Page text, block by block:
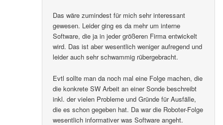
Das wäre zumindest für mich sehr interessant
gewesen. Leider ging es da mehr um interne
Software, die ja in jeder größeren Firma entwickelt
wird. Das ist aber wesentlich weniger aufregend und
leider auch sehr schwammig rübergebracht.
Evtl sollte man da noch mal eine Folge machen, die
die konkrete SW Arbeit an einer Sonde beschreibt
inkl. der vielen Probleme und Gründe für Ausfälle,
die es schon gegeben hat. Da war die Roboter-Folge
wesentlich informativer was Software angeht.